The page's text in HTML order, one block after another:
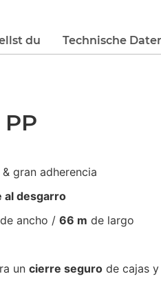
du Technische
& gran adherencia
al desgarro
de ancho / 66 m de largo
un cierre seguro de cajas y